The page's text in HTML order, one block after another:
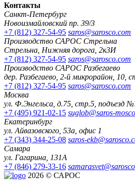
Контакты
Санкт-Петербург
Новоизмайловский пр. 39/3
+7 (812) 327-54-95 saros@sarosco.com
Производство САРОС Стрельна
Стрельна, Нижняя дорога, 2к3И
+7 (812) 327-54-95 saros@sarosco.com
Производство САРОС Разбегаево
дер. Разбегаево, 2-й микрорайон, 10,
+7 (812) 327-54-95 saros@sarosco.com
Москва
ул. Ф.Энгельса, д.75, стр.5, подъезд
+7 (495) 921-02-15 suglob@saros-
Екатеринбург
ул. Айвазовского, 53а, офис 1
+7 (343) 344-25-08 saros-
Самара
ул. Гагарина, 131А
+7 (846) 279-33-16
2026 © САРОС